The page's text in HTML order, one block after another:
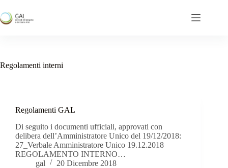
al
contenuto
Regolamenti interni
Regolamenti GAL
Di seguito i documenti ufficiali, approvati con
delibera dell’Amministratore Unico del 19/12/2018:
27_Verbale Amministratore Unico 19.12.2018
REGOLAMENTO INTERNO…
gal
20 Dicembre 2018